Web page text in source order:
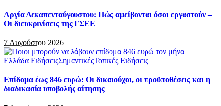
Αργία Δεκαπενταύγουστου: Πώς αμείβονται όσοι εργαστούν –
Οι διευκρινίσεις της ΓΣΕΕ
7 Αυγούστου 2026
Ελλάδα ΕιδήσειςΣημαντικέςΤοπικές Ειδήσεις
Επίδομα έως 846 ευρώ: Οι δικαιούχοι, οι προϋποθέσεις και η
διαδικασία υποβολής αίτησης